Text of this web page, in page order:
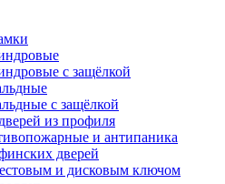
с защёлкой
с защёлкой
из профиля
и антипаника
дверей
и дисковым ключом